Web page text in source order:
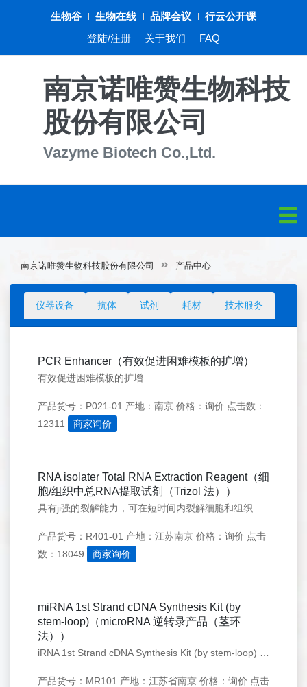
生物谷 生物在线 品牌会议
行云公开课
登陆/注册
关于我们 FAQ
南京诺唯赞生物科技
股份有限公司
Vazyme Biotech Co.,Ltd.
南京诺唯赞生物科技股份有限公司 产品中心
仪器设备 抗体 试剂 耗材 技术服务
PCR Enhancer（有效促进困难模板的扩增）
有效促进困难模板的扩增
产品货号：P021-01 产地：南京 价格：询价 点击数：
12311
商家询价
RNA isolater Total RNA Extraction Reagent（细
胞/组织中总RNA提取试剂（Trizol 法））
产品货号：R401-01 产地：江苏南京 价格：询价 点击
数：18049
商家询价
miRNA 1st Strand cDNA Synthesis Kit (by
stem-loop)（microRNA 逆转录产品（茎环
法））
产品货号：MR101 产地：江苏省南京 价格：询价 点击